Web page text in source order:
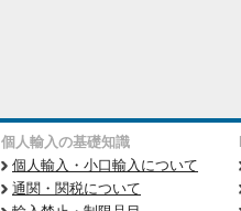
個人輸入の基礎知識
個人輸入・小口輸入について
通関・関税について